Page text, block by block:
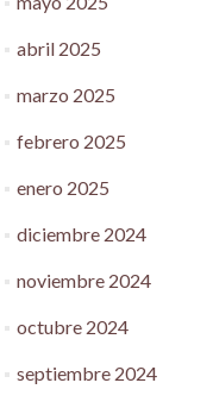
abril 2025
marzo 2025
febrero 2025
enero 2025
diciembre 2024
noviembre 2024
octubre 2024
septiembre 2024